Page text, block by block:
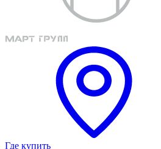
Где купить